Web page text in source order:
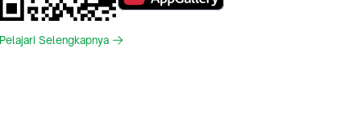
Pelajari Selengkapnya